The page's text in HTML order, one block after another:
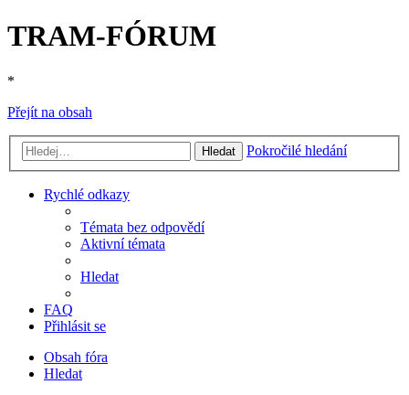
TRAM-FÓRUM
*
Přejít na obsah
Hledat Pokročilé hledání
Rychlé odkazy
Témata bez odpovědí
Aktivní témata
Hledat
FAQ
Přihlásit se
Obsah fóra
Hledat